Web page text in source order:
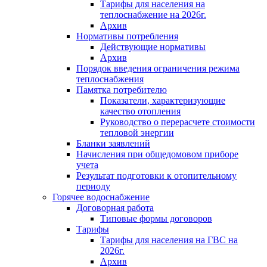
Тарифы для населения на
теплоснабжение на 2026г.
Архив
Нормативы потребления
Действующие нормативы
Архив
Порядок введения ограничения режима
теплоснабжения
Памятка потребителю
Показатели, характеризующие
качество отопления
Руководство о перерасчете стоимости
тепловой энергии
Бланки заявлений
Начисления при общедомовом приборе
учета
Результат подготовки к отопительному
периоду
Горячее водоснабжение
Договорная работа
Типовые формы договоров
Тарифы
Тарифы для населения на ГВС на
2026г.
Архив